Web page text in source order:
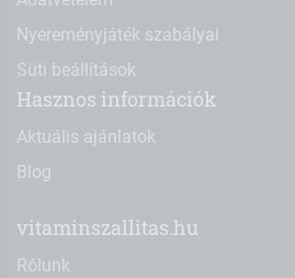
Nyereményjáték szabályai
Süti beállítások
Hasznos információk
Aktuális ajánlatok
Blog
vitaminszallitas.hu
Rólunk